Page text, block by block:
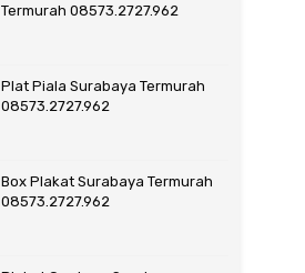
Termurah 08573.2727.962
Plat Piala Surabaya Termurah
08573.2727.962
Box Plakat Surabaya Termurah
08573.2727.962